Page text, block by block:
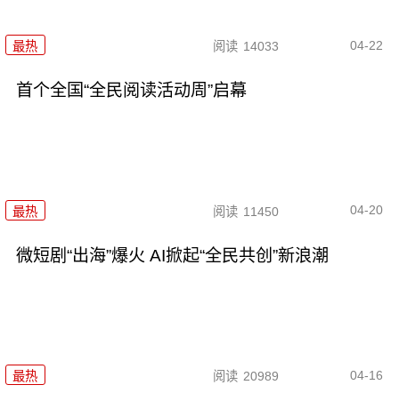
最热 阅读 14033 04-22
首个全国“全民阅读活动周”启幕
最热 阅读 11450 04-20
微短剧“出海”爆火 AI掀起“全民共创”新浪潮
最热 阅读 20989 04-16